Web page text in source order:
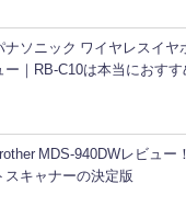
ナソニック ワイヤレスイヤ
ー｜RB-C10は本当におすす
MDS-940DWレビュー
スキャナーの決定版